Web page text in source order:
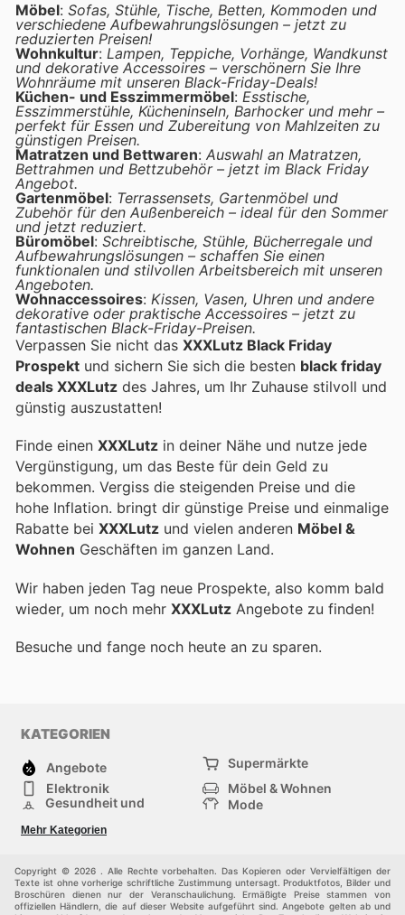
Möbel: Sofas, Stühle, Tische, Betten, Kommoden und
verschiedene Aufbewahrungslösungen – jetzt zu
reduzierten Preisen!
Wohnkultur: Lampen, Teppiche, Vorhänge, Wandkunst
und dekorative Accessoires – verschönern Sie Ihre
Wohnräume mit unseren Black-Friday-Deals!
Küchen- und Esszimmermöbel: Esstische,
Esszimmerstühle, Kücheninseln, Barhocker und mehr –
perfekt für Essen und Zubereitung von Mahlzeiten zu
günstigen Preisen.
Matratzen und Bettwaren: Auswahl an Matratzen,
Bettrahmen und Bettzubehör – jetzt im Black Friday
Angebot.
Gartenmöbel: Terrassensets, Gartenmöbel und
Zubehör für den Außenbereich – ideal für den Sommer
und jetzt reduziert.
Büromöbel: Schreibtische, Stühle, Bücherregale und
Aufbewahrungslösungen – schaffen Sie einen
funktionalen und stilvollen Arbeitsbereich mit unseren
Angeboten.
Wohnaccessoires: Kissen, Vasen, Uhren und andere
dekorative oder praktische Accessoires – jetzt zu
fantastischen Black-Friday-Preisen.
Verpassen Sie nicht das XXXLutz Black Friday
Prospekt und sichern Sie sich die besten black friday
deals XXXLutz des Jahres, um Ihr Zuhause stilvoll und
günstig auszustatten!
Finde einen XXXLutz in deiner Nähe und nutze jede
Vergünstigung, um das Beste für dein Geld zu
bekommen. Vergiss die steigenden Preise und die
hohe Inflation. bringt dir günstige Preise und einmalige
Rabatte bei XXXLutz und vielen anderen Möbel &
Wohnen Geschäften im ganzen Land.
Wir haben jeden Tag neue Prospekte, also komm bald
wieder, um noch mehr XXXLutz Angebote zu finden!
Besuche und fange noch heute an zu sparen.
KATEGORIEN
Angebote
Supermärkte
Elektronik
Möbel & Wohnen
Gesundheit und
Mode
Sportartikel und
Sportbekleidung
Einkaufzentren
Andere
Mehr Kategorien
Copyright © 2026 . Alle Rechte vorbehalten. Das Kopieren oder Vervielfältigen der
Texte ist ohne vorherige schriftliche Zustimmung untersagt. Produktfotos, Bilder und
Broschüren dienen nur der Veranschaulichung. Ermäßigte Preise stammen von
offiziellen Händlern, die auf dieser Website aufgeführt sind. Angebote gelten ab und